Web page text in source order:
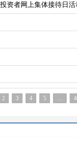
资者网上集体接待日
2 3 4 5 …